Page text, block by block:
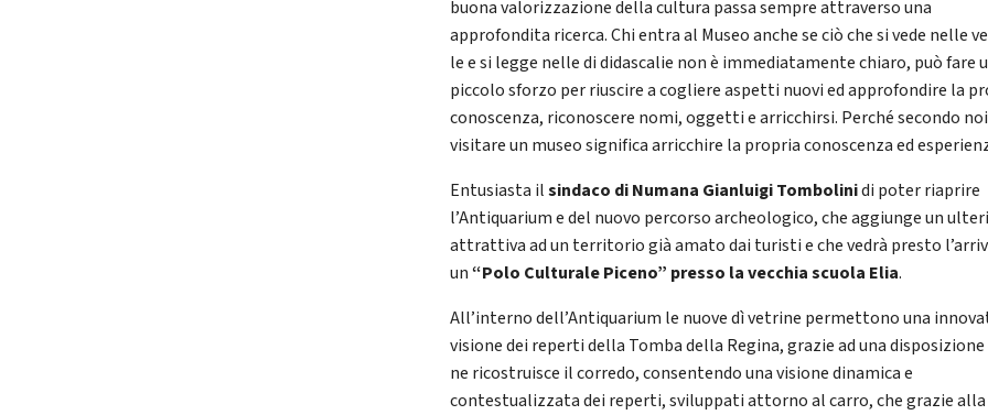
buona valorizzazione della cultura passa sempre attraverso una
approfondita ricerca. Chi entra al Museo anche se ciò che si vede nelle
le e si legge nelle di didascalie non è immediatamente chiaro, può fare
piccolo sforzo per riuscire a cogliere aspetti nuovi ed approfondire la
conoscenza, riconoscere nomi, oggetti e arricchirsi. Perché secondo noi
visitare un museo significa arricchire la propria conoscenza ed
Entusiasta ilsindaco di Numana Gianluigi Tombolinidi poter riaprire
l’Antiquarium e del nuovo percorso archeologico, che aggiunge un
attrattiva ad un territorio già amato dai turisti e che vedrà presto
un“Polo Culturale Piceno” presso la vecchia scuola Elia.
All’interno dell’Antiquarium le nuove dì vetrine permettono una
visione dei reperti della Tomba della Regina, grazie ad una disposizione
ne ricostruisce il corredo, consentendo una visione dinamica e
contestualizzata dei reperti, sviluppati attorno al carro, che grazie alla